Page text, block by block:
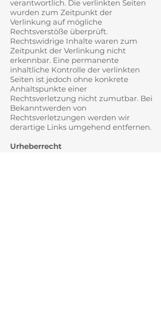
verantwortlich. Die verlinkten Seiten
wurden zum Zeitpunkt der
Verlinkung auf mögliche
Rechtsverstöße überprüft.
Rechtswidrige Inhalte waren zum
Zeitpunkt der Verlinkung nicht
erkennbar. Eine permanente
inhaltliche Kontrolle der verlinkten
Seiten ist jedoch ohne konkrete
Anhaltspunkte einer
Rechtsverletzung nicht zumutbar. Bei
Bekanntwerden von
Rechtsverletzungen werden wir
derartige Links umgehend entfernen.
Urheberrecht